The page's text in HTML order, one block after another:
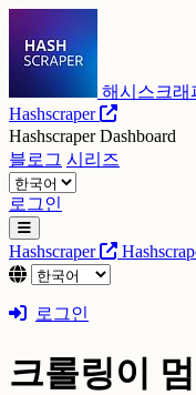
해시스크래
Hashscraper
Hashscraper Dashboard
블로그 시리즈
로그인
Hashscraper
로그인
크롤링이